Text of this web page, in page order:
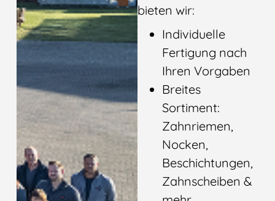
bieten wir:
Individuelle
Fertigung nach
Ihren Vorgaben
Breites
Sortiment:
Zahnriemen,
Nocken,
Beschichtungen,
Zahnscheiben &